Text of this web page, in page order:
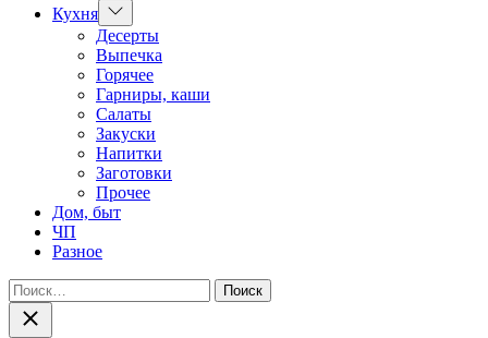
Кухня Показать
подменю
Десерты
Выпечка
Горячее
Гарниры, каши
Салаты
Закуски
Напитки
Заготовки
Прочее
Дом, быт
ЧП
Разное
Найти:
Закрыть
поиск